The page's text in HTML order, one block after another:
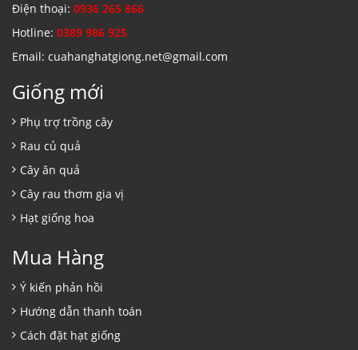
Điện thoại: 0936 265 866
Hotline: 0389 986 925
Email: cuahanghatgiong.net@gmail.com
Giống mới
Phụ trợ trồng cây
Rau củ quả
Cây ăn quả
Cây rau thơm gia vị
Hạt giống hoa
Mua Hàng
Ý kiến phản hồi
Hướng dẫn thanh toán
Cách đặt hạt giống